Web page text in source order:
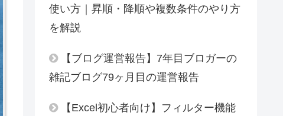
使い方｜昇順・降順や複数条件のやり方
を解説
【ブログ運営報告】7年目ブロガーの
雑記ブログ79ヶ月目の運営報告
【Excel初心者向け】フィルター機能